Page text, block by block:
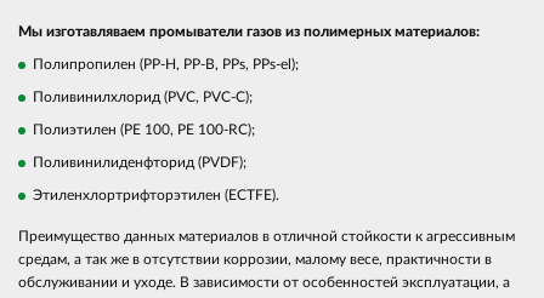
Мы изготавляваем промыватели газов из полимерных материалов:
Полипропилен (PP-H, PP-B, PPs, PPs-el);
Поливинилхлорид (PVC, PVC-C);
Полиэтилен (PE 100, PE 100-RC);
Поливинилиденфторид (PVDF);
Этиленхлортрифторэтилен (ECTFE).
Преимущество данных материалов в отличной стойкости к агрессивным
средам, а так же в отсутствии коррозии, малому весе, практичности в
обслуживании и уходе. В зависимости от особенностей эксплуатации, а